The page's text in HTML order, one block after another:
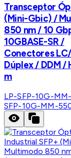
Transceptor
(Mini-Gbic) /
850 nm / 10
10GBASE-SR /
Conectores
Dúplex / DDM /
m
LP-SFP-10G-
SFP-10G-MM-